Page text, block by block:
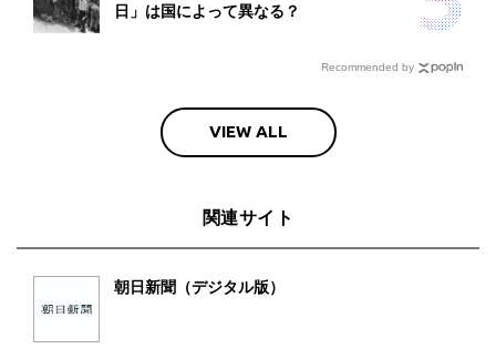
日」は国によって異なる？
Recommended by
VIEW ALL
関連サイト
朝日新聞（デジタル版）